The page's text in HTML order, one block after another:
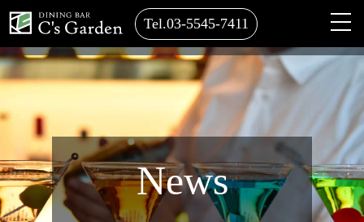
Tel.03-5545-7411
News